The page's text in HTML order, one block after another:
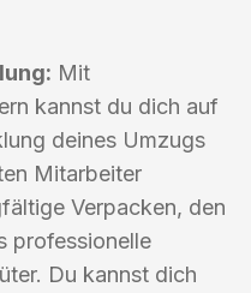
Mit
kannst du dich auf
deines Umzugs
Mitarbeiter
Verpacken, den
professionelle
Du kannst dich